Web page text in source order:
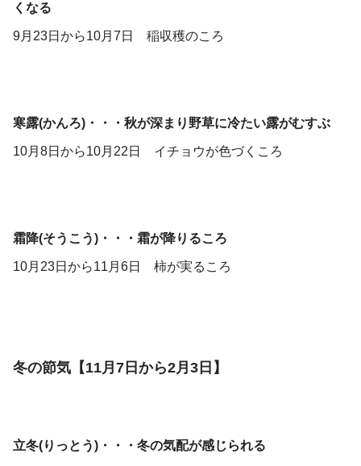
くなる
9月23日から10月7日 稲収穫のころ
寒露(かんろ)・・・秋が深まり野草に冷たい露がむすぶ
10月8日から10月22日 イチョウが色づくころ
霜降(そうこう)・・・霜が降りるころ
10月23日から11月6日 柿が実るころ
冬の節気【11月7日から2月3日】
立冬(りっとう)・・・冬の気配が感じられる